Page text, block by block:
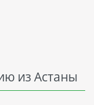
из Астаны